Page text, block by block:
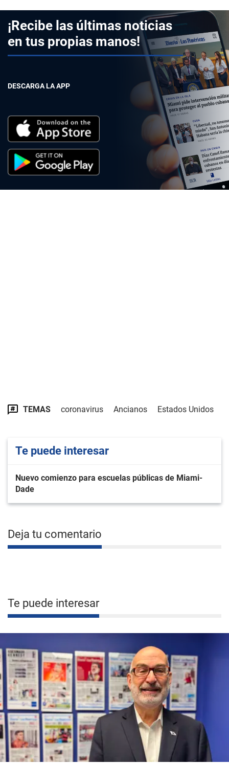
¡Recibe las últimas noticias
en tus propias manos!
DESCARGA LA APP
TEMAS coronavirus Ancianos Estados Unidos
Te puede interesar
Nuevo comienzo para escuelas públicas de Miami-
Dade
Deja tu comentario
Te puede interesar